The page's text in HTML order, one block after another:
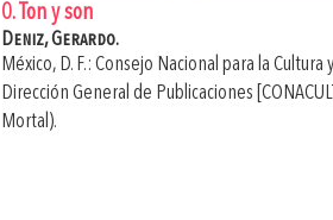
0. Ton y son
Deniz, Gerardo.
México, D. F.: Consejo Nacional para la Cultura
Dirección General de Publicaciones
Mortal).